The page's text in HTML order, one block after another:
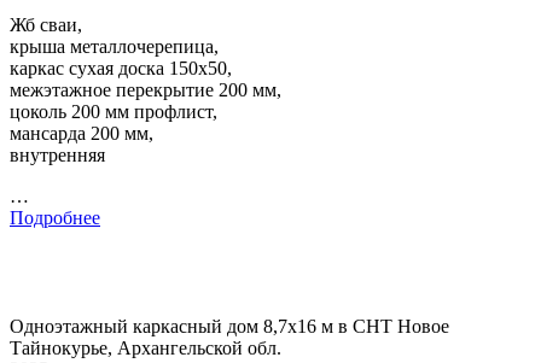
Жб сваи,
крыша металлочерепица,
каркас сухая доска 150х50,
межэтажное перекрытие 200 мм,
цоколь 200 мм профлист,
мансарда 200 мм,
внутренняя
…
Подробнее
Одноэтажный каркасный дом 8,7х16 м в СНТ Новое
Тайнокурье, Архангельской обл.